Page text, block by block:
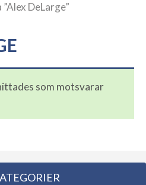
DeLarge”
som motsvarar